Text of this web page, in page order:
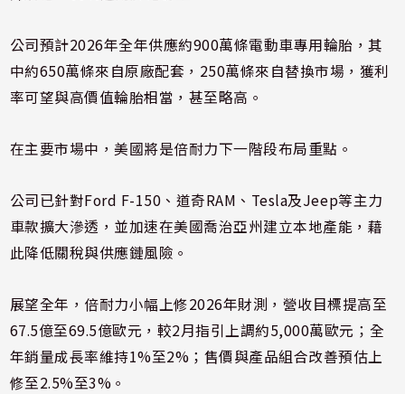
公司預計2026年全年供應約900萬條電動車專用輪胎，其
中約650萬條來自原廠配套，250萬條來自替換市場，獲利
率可望與高價值輪胎相當，甚至略高。
在主要市場中，美國將是倍耐力下一階段布局重點。
公司已針對Ford F-150、道奇RAM、Tesla及Jeep等主力
車款擴大滲透，並加速在美國喬治亞州建立本地產能，藉
此降低關稅與供應鏈風險。
展望全年，倍耐力小幅上修2026年財測，營收目標提高至
67.5億至69.5億歐元，較2月指引上調約5,000萬歐元；全
年銷量成長率維持1%至2%；售價與產品組合改善預估上
修至2.5%至3%。